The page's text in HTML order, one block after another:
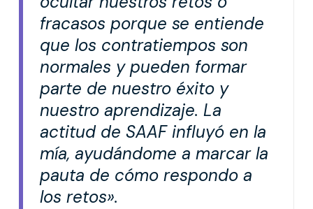
fracasos porque se entiende
que los contratiempos son
normales y pueden formar
parte de nuestro éxito y
nuestro aprendizaje. La
actitud de SAAF influyó en la
mía, ayudándome a marcar la
pauta de cómo respondo a
los retos».